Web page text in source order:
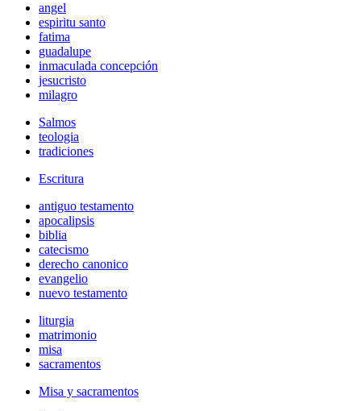
angel
espiritu santo
fatima
guadalupe
inmaculada concepción
jesucristo
milagro
Salmos
teologia
tradiciones
Escritura
antiguo testamento
apocalipsis
biblia
catecismo
derecho canonico
evangelio
nuevo testamento
liturgia
matrimonio
misa
sacramentos
Misa y sacramentos